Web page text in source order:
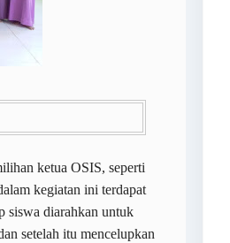
ketua OSIS, seperti
kegiatan ini terdapat
siswa diarahkan untuk
setelah itu mencelupkan